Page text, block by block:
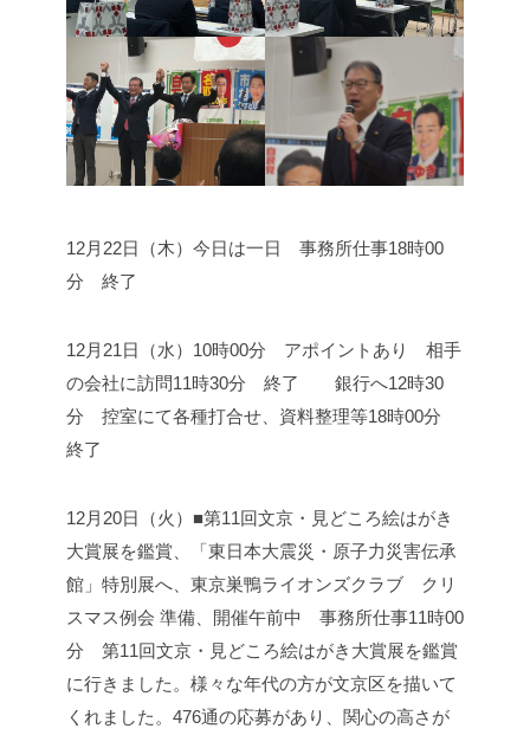
12月22日（木） 今日は一日 事務所仕事18時00
分 終了
12月21日（水） 10時00分 アポイントあり 相手
の会社に訪問11時30分 終了 銀行へ12時30
分 控室にて各種打合せ、資料整理等18時00分
終了
12月20日（火）■第11回文京・見どころ絵はがき
大賞展を鑑賞、「東日本大震災・原子力災害伝承
館」特別展へ、東京巣鴨ライオンズクラブ クリ
スマス例会 準備、開催午前中 事務所仕事11時00
分 第11回文京・見どころ絵はがき大賞展を鑑賞
に行きました。 様々な年代の方が文京区を描いて
くれました。476通の応募があり、関心の高さが